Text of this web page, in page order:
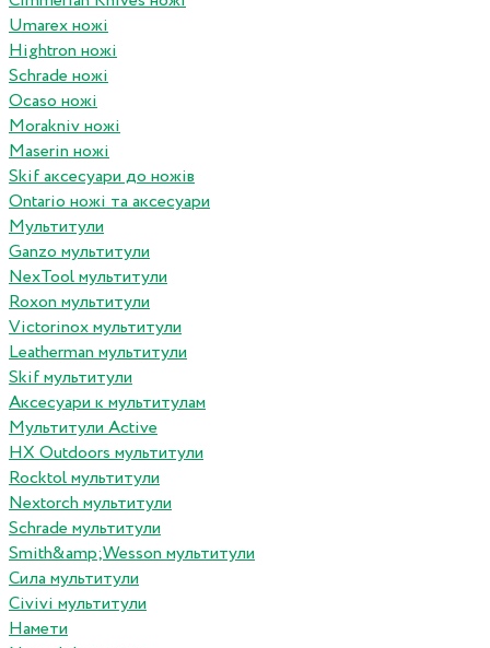
Umarex ножі
Hightron ножі
Schrade ножі
Ocaso ножі
Morakniv ножі
Maserin ножі
Skif аксесуари до ножів
Ontario ножі та аксесуари
Мультитули
Ganzo мультитули
NexTool мультитули
Roxon мультитули
Victorinox мультитули
Leatherman мультитули
Skif мультитули
Аксесуари к мультитулам
Мультитули Active
HX Outdoors мультитули
Rocktol мультитули
Nextorch мультитули
Schrade мультитули
Smith&amp;Wesson мультитули
Сила мультитули
Civivi мультитули
Намети